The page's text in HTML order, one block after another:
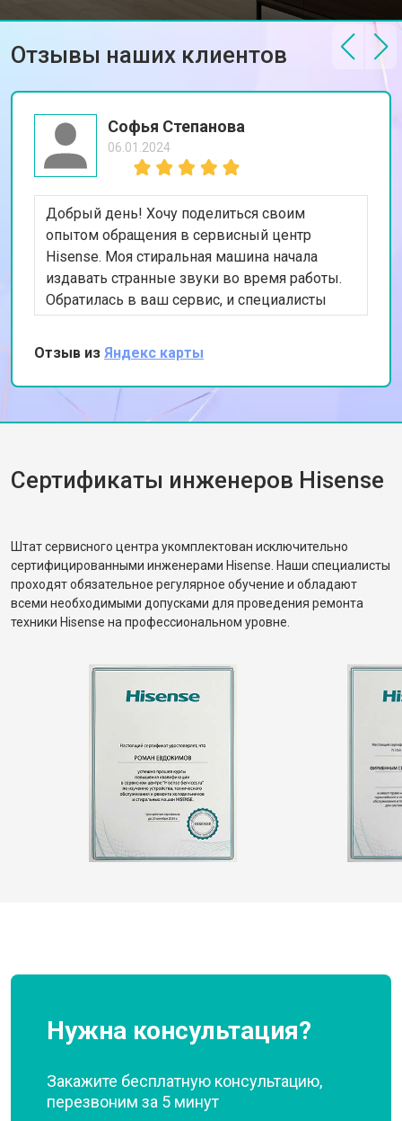
Отзывы наших клиентов
Софья Степанова
06.01.2024
Добрый день! Хочу поделиться своим
опытом обращения в сервисный центр
Hisense. Моя стиральная машина начала
издавать странные звуки во время работы.
Обратилась в ваш сервис, и специалисты
быстро выявили проблему с подшипниками.
После их замены машина стала работать тихо
и эффективно. Очень довольна качеством
обслуживания и скоростью выполнения
работы. Спасибо за вашу помощь!
Отзыв из Яндекс карты
Сертификаты инженеров Hisense
Штат сервисного центра укомплектован исключительно
сертифицированными инженерами Hisense. Наши специалисты
проходят обязательное регулярное обучение и обладают
всеми необходимыми допусками для проведения ремонта
техники Hisense на профессиональном уровне.
Нужна консультация?
Закажите бесплатную консультацию,
перезвоним за 5 минут